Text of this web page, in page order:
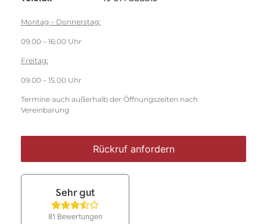
Montag – Donnerstag:
09.00 – 16:00 Uhr
Freitag:
09.00 – 15.00 Uhr
Termine auch außerhalb der Öffnungszeiten nach
Vereinbarung
Rückruf anfordern